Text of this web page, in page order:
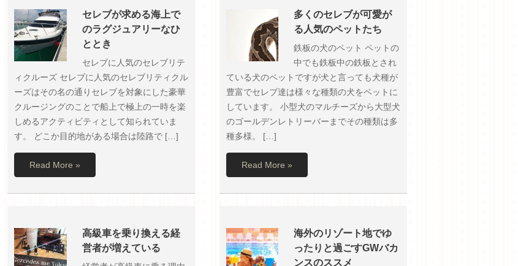
セレブが求める海上で
のラグジュアリーなひ
ととき
セレブに人気のセレブリテ
ィクルーズ セレブに人気のセレブリティクル
ーズはその名の通りセレブを対象にした豪華
クルージングのことで船上で極上の一時を楽
しめるアクティビティとして知られていま
す。 どこか目的地がある場合は陸路で […]
Read More »
多くのセレブが可愛が
る人気のペットたち
鉄板の犬のペット ペットの
中でも鉄板中の鉄板とされ
ている犬のペットですが犬と言っても犬種が
豊富でセレブ達は様々な種類の犬をペットに
しています。 小型犬のマルチーズから大型犬
のゴールデンレトリーバーまでその種類は多
種多様。 […]
Read More »
高級車を乗り換える経
営者が増えている
海外のリゾート地でゆ
ったりと過ごすGWバカ
ンスのススメ